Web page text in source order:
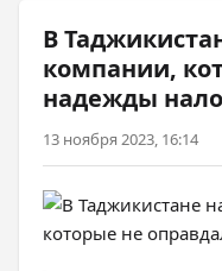
В
компании,
надежды
13 ноября 2023, 16:14